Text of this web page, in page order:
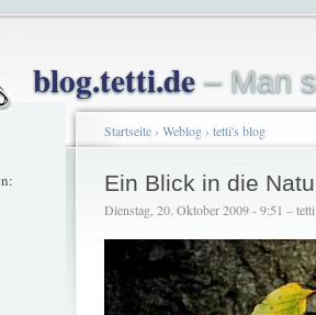
blog.tetti.de– Man
Startseite› Weblog› tetti's blog
Ein Blick in die
Dienstag, 20. Oktober 2009 - 9:51 – tetti